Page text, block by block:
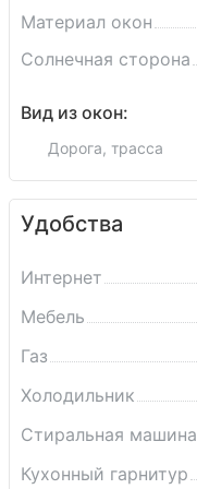
Материал окон
Солнечная сторона
Вид из окон:
Дорога, трасса
Удобства
Интернет
Мебель
Газ
Холодильник
Стиральная машина
Кухонный гарнитур